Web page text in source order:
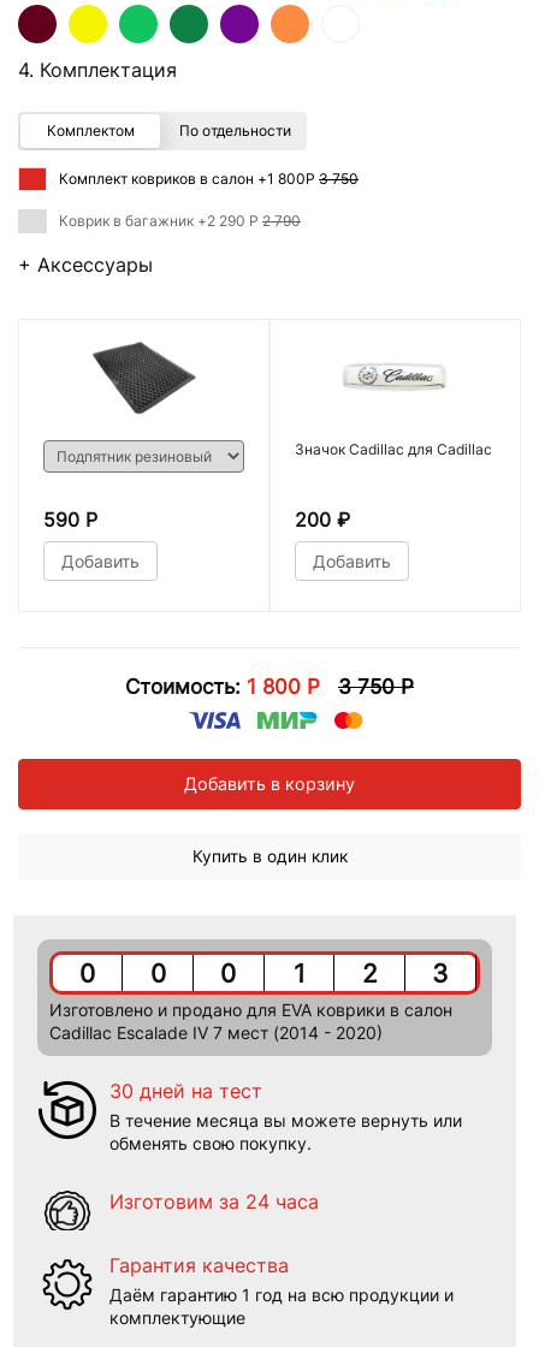
4. Комплектация
Комплектом По отдельности
Комплект ковриков в салон +1 800Р 3 750
Коврик в багажник +2 290 Р 2 790
+ Аксессуары
590 Р
Добавить
Значок Cadillac для Cadillac
200 ₽
Добавить
Стоимость: 1 800 Р 3 750 Р
Добавить в корзину
Купить в один клик
0 0 0 1 2 3
Изготовлено и продано для EVA коврики в салон
Cadillac Escalade IV 7 мест (2014 - 2020)
30 дней на тест
В течение месяца вы можете вернуть или
обменять свою покупку.
Изготовим за 24 часа
Гарантия качества
Даём гарантию 1 год на всю продукции и
комплектующие